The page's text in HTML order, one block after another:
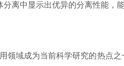
中显示出优异的分离性能，能
域成为当前科学研究的热点之